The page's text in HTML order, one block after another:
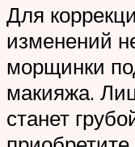
Для
изменений
морщинки
макияжа.
станет